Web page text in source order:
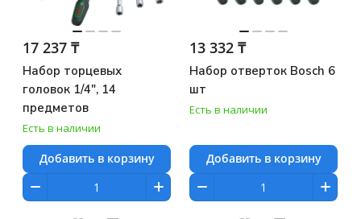
17 237 ₸
Набор торцевых
головок 1/4", 14
предметов
Есть в наличии
Добавить в корзину
13 332 ₸
Набор отверток Bosch 6
шт
Есть в наличии
Добавить в корзину